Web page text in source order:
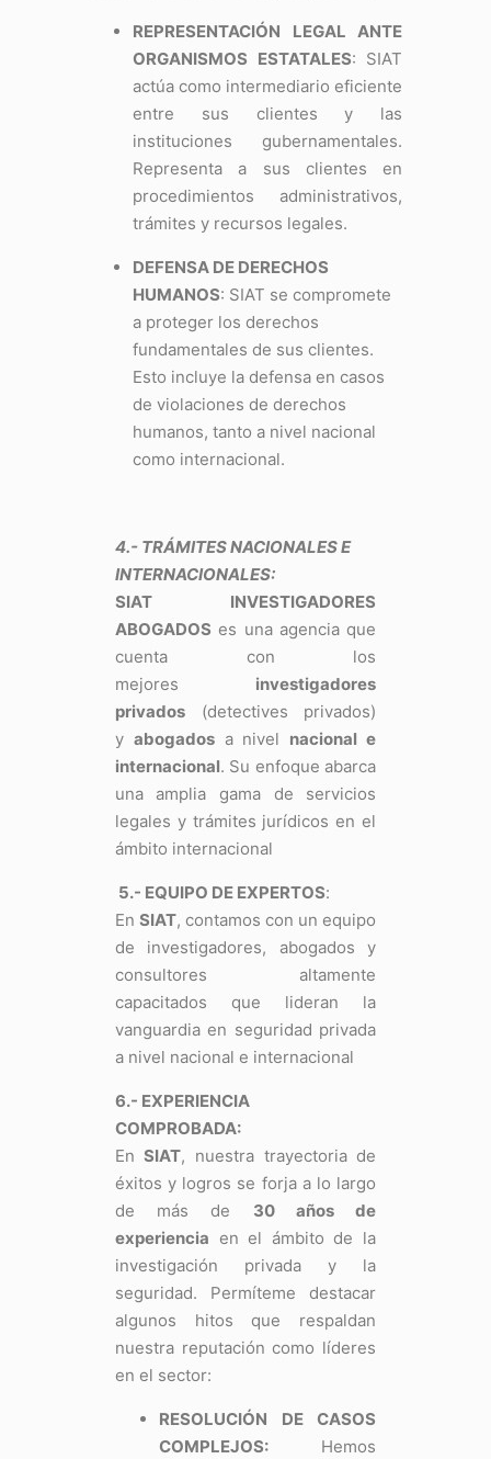
REPRESENTACIÓN LEGAL ANTE
ORGANISMOS ESTATALES: SIAT
actúa como intermediario eficiente
entre sus clientes y las
instituciones gubernamentales.
Representa a sus clientes en
procedimientos administrativos,
trámites y recursos legales.
DEFENSA DE DERECHOS
HUMANOS: SIAT se compromete
a proteger los derechos
fundamentales de sus clientes.
Esto incluye la defensa en casos
de violaciones de derechos
humanos, tanto a nivel nacional
como internacional.
4.- TRÁMITES NACIONALES E
INTERNACIONALES:
SIAT INVESTIGADORES
ABOGADOS es una agencia que
cuenta con los
mejores investigadores
privados(detectives privados)
y abogadosa nivel nacional e
internacional. Su enfoque abarca
una amplia gama de servicios
legales y trámites jurídicos en el
ámbito internacional
5.- EQUIPO DE EXPERTOS:
En SIAT, contamos con un equipo
de investigadores, abogados y
consultores altamente
capacitados que lideran la
vanguardia en seguridad privada
a nivel nacional e internacional
6.- EXPERIENCIA
COMPROBADA:
EnSIAT, nuestra trayectoria de
éxitos y logros se forja a lo largo
de más de 30 años de
experiencia en el ámbito de la
investigación privada y la
seguridad. Permíteme destacar
algunos hitos que respaldan
nuestra reputación como líderes
en el sector:
RESOLUCIÓN DE CASOS
COMPLEJOS:Hemos